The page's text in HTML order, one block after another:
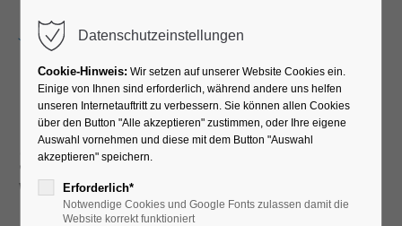
Führung durch die
Schäferkämper
Wassermühle
Datenschutzeinstellungen
Cookie-Hinweis: Wir setzen auf unserer Website Cookies ein.
Einige von Ihnen sind erforderlich, während andere uns helfen
unseren Internetauftritt zu verbessern. Sie können allen Cookies
über den Button "Alle akzeptieren" zustimmen, oder Ihre eigene
Auswahl vornehmen und diese mit dem Button "Auswahl
akzeptieren" speichern.
Erforderlich*
Notwendige Cookies und Google Fonts zulassen damit die
Website korrekt funktioniert